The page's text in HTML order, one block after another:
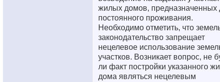
жилых домов, предназначенных
постоянного проживания.
Необходимо отметить, что
законодательство запрещает
нецелевое использование
участков. Возникает вопрос, не
ли факт постройки указанного
дома являться нецелевым